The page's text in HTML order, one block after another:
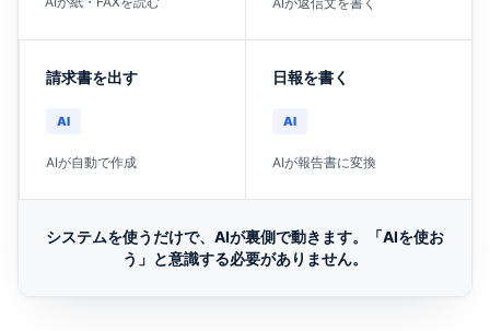
請求書を出す
AI
AIが自動で作成
日報を書く
AI
AIが報告書に変換
システムを使うだけで、AIが裏側で動きます。「AIを使お
う」と意識する必要がありません。